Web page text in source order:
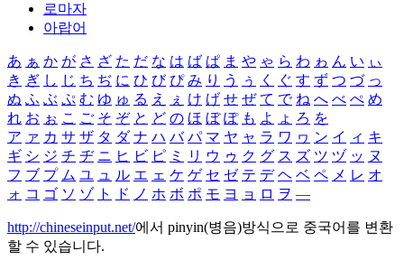
로마자
아랍어
あ ぁ か が さ ざ た だ な は ば ぱ ま や ゃ ら わ ゎ ん い ぃ
き ぎ し じ ち ぢ に ひ び ぴ み り う ぅ く ぐ す ず つ づ っ
ぬ ふ ぶ ぷ む ゆ ゅ る え ぇ け げ せ ぜ て で ね へ べ ぺ め
れ お ぉ こ ご そ ぞ と ど の ほ ぼ ぽ も よ ょ ろ を
ア ァ カ サ ザ タ ダ ナ ハ バ パ マ ヤ ャ ラ ワ ヮ ン イ ィ キ
ギ シ ジ チ ヂ ニ ヒ ビ ピ ミ リ ウ ゥ ク グ ス ズ ツ ヅ ッ ヌ
フ ブ プ ム ユ ュ ル エ ェ ケ ゲ セ ゼ テ デ ヘ ベ ペ メ レ オ
ォ コ ゴ ソ ゾ ト ド ノ ホ ボ ポ モ ヨ ョ ロ ヲ ―
http://chineseinput.net/에서 pinyin(병음)방식으로 중국어를 변환
할 수 있습니다.